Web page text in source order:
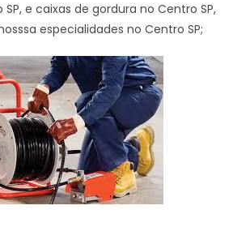
e caixas de gordura no Centro SP,
especialidades no Centro SP;